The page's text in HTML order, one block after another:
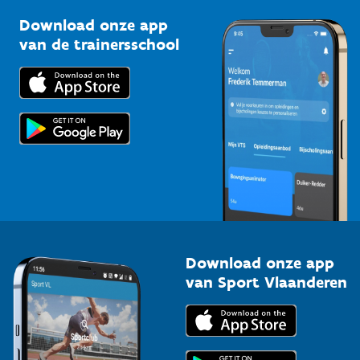
Bedrijven
Trainers en begeleiders
Topsporters
Kennisplatform
Downloads
Voor de pers
Download onze app
van de trainersschool
Download onze app
van Sport Vlaanderen